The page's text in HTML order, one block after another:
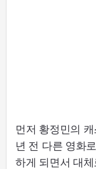
먼저 황정민의
년 전 다른 영화
하게 되면서 대